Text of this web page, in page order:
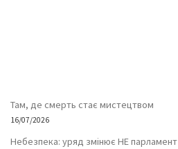
Там, де смерть стає мистецтвом
16/07/2026
Небезпека: уряд змінює НЕ парламент